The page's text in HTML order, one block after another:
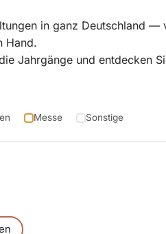
in ganz Deutschland —
Hand.
Jahrgänge und entdecken
Messe Sonstige